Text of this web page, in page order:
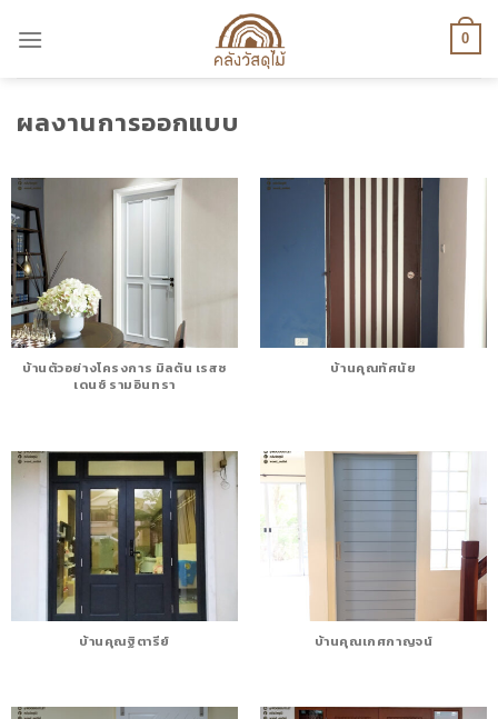
0
ผลงานการออกแบบ
บ้านตัวอย่างโครงการ มิลตัน เรสซ
เดนซ์ รามอินทรา
บ้านคุณทัศนัย
บ้านคุณฐิตารีย์ บ้านคุณเกศกาญจน์